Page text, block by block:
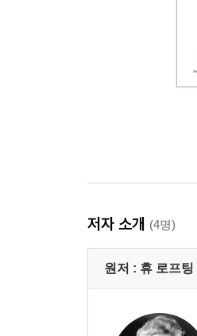
저자 소개 (4명)
원저 : 휴 로프팅